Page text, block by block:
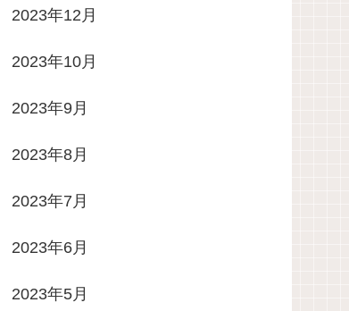
2023年12月
2023年10月
2023年9月
2023年8月
2023年7月
2023年6月
2023年5月